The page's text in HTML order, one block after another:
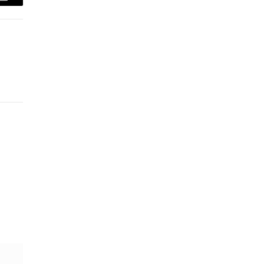
Email